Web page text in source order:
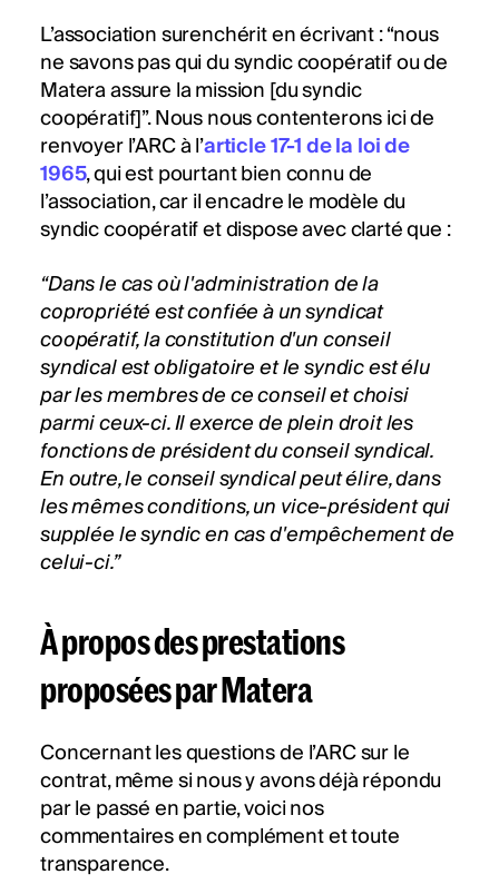
L’association surenchérit en écrivant : “nous
ne savons pas qui du syndic coopératif ou de
Matera assure la mission [du syndic
coopératif]”. Nous nous contenterons ici de
renvoyer l’ARC à l’article 17-1 de la loi de
1965, qui est pourtant bien connu de
l’association, car il encadre le modèle du
syndic coopératif et dispose avec clarté que :
“Dans le cas où l'administration de la
copropriété est confiée à un syndicat
coopératif, la constitution d'un conseil
syndical est obligatoire et le syndic est élu
par les membres de ce conseil et choisi
parmi ceux-ci. Il exerce de plein droit les
fonctions de président du conseil syndical.
En outre, le conseil syndical peut élire, dans
les mêmes conditions, un vice-président qui
supplée le syndic en cas d'empêchement de
celui-ci.”
À propos des prestations
proposées par Matera
Concernant les questions de l’ARC sur le
contrat, même si nous y avons déjà répondu
par le passé en partie, voici nos
commentaires en complément et toute
transparence.